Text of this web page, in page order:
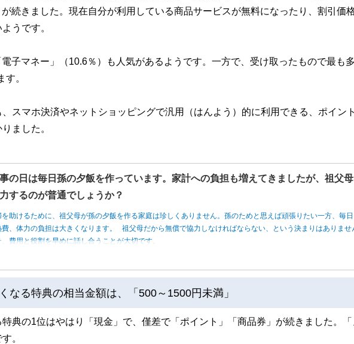
続きました。現在自分が利用している商品サービスが無料になったり、割引価
うです。
子マネー」（10.6％）も人気があるようです。一方で、受け取ったもので最も
す。
スマホ決済やネットショッピングで汎用（はんよう）的に利用できる、ポイン
ました。
の日は毎日孫の夕飯を作っています。家計への負担も増えてきましたが、祖父
するのが普通でしょうか？
助けるために、祖父母が孫の夕飯を作る家庭は珍しくありません。孫のためと思えば頑張りたい一方、毎日
費、体力の負担は大きくなります。 祖父母だから無償で協力しなければならない、という決まりはありませ
費用と役割を早めに話し合うことが大切です。
なる特典の相当金額は、「500～1500円未満」
典の1位はやはり「現金」で、僅差で「ポイント」「商品券」が続きました。「
。